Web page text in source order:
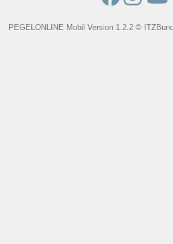
PEGELONLINE Mobil Version 1.2.2 ©